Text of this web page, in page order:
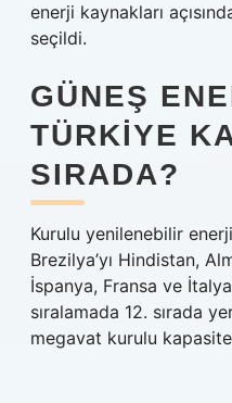
enerji kaynakları
seçildi.
GÜNEŞ
TÜRKIYE
SIRADA?
Kurulu yenilenebilir
Brezilya’yı Hindistan,
İspanya, Fransa ve
sıralamada 12. sırada
megavat kurulu kapasite